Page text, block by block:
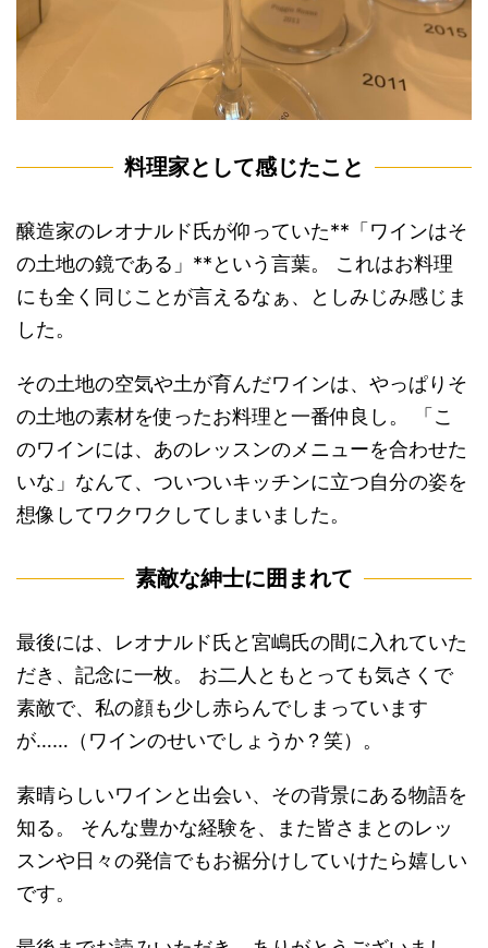
料理家として感じたこと
醸造家のレオナルド氏が仰っていた**「ワインはそ
の土地の鏡である」**という言葉。 これはお料理
にも全く同じことが言えるなぁ、としみじみ感じま
した。
その土地の空気や土が育んだワインは、やっぱりそ
の土地の素材を使ったお料理と一番仲良し。 「こ
のワインには、あのレッスンのメニューを合わせた
いな」なんて、ついついキッチンに立つ自分の姿を
想像してワクワクしてしまいました。
素敵な紳士に囲まれて
最後には、レオナルド氏と宮嶋氏の間に入れていた
だき、記念に一枚。 お二人ともとっても気さくで
素敵で、私の顔も少し赤らんでしまっています
が……（ワインのせいでしょうか？笑）。
素晴らしいワインと出会い、その背景にある物語を
知る。 そんな豊かな経験を、また皆さまとのレッ
スンや日々の発信でもお裾分けしていけたら嬉しい
です。